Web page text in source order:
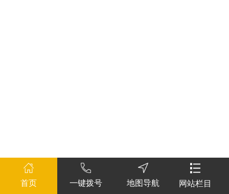
首页 网站栏目
一键拨号 地图导航